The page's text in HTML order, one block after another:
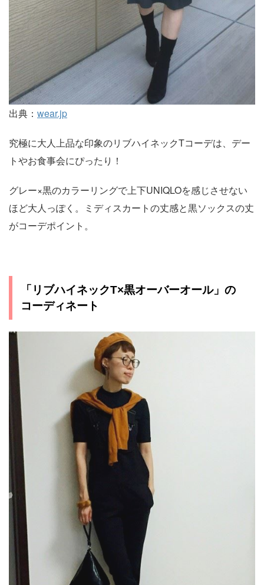
出典： wear.jp
究極に大人上品な印象のリブハイネックTコーデは、デー
トやお食事会にぴったり！
グレー×黒のカラーリングで上下UNIQLOを感じさせない
ほど大人っぽく。ミディスカートの丈感と黒ソックスの丈
がコーデポイント。
「リブハイネックT×黒オーバーオール」の
コーディネート